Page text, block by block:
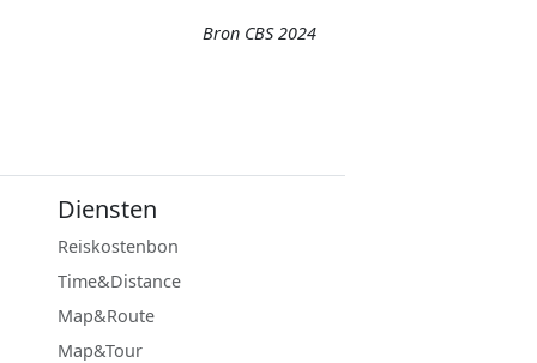
Bron CBS 2024
Diensten
Reiskostenbon
Time&Distance
Map&Route
Map&Tour